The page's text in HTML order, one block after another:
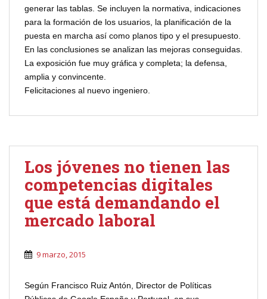
generar las tablas. Se incluyen la normativa, indicaciones
para la formación de los usuarios, la planificación de la
puesta en marcha así como planos tipo y el presupuesto.
En las conclusiones se analizan las mejoras conseguidas.
La exposición fue muy gráfica y completa; la defensa,
amplia y convincente.
Felicitaciones al nuevo ingeniero.
Los jóvenes no tienen las
competencias digitales
que está demandando el
mercado laboral
9 marzo, 2015
Según Francisco Ruiz Antón, Director de Políticas